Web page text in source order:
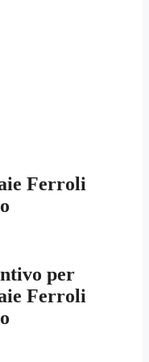
Ferroli
per
Ferroli